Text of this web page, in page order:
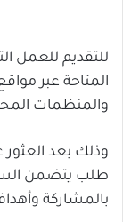
للتقديم للعمل
المتاحة عبر
والمنظمات
وذلك بعد
طلب يتضمن
بالمشاركة